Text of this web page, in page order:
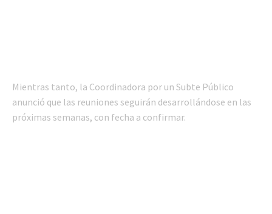
Mientras tanto, la Coordinadora por un Subte Público
anunció que las reuniones seguirán desarrollándose en las
próximas semanas, con fecha a confirmar.